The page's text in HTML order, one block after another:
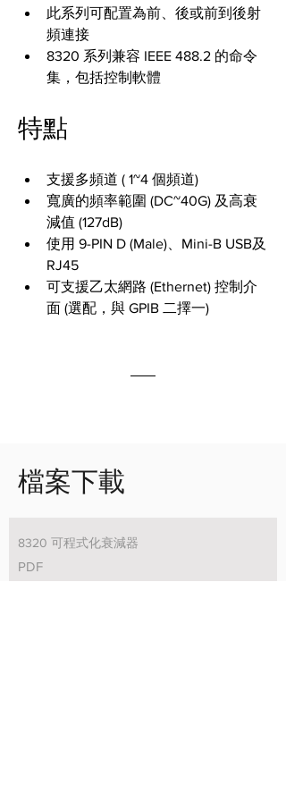
此系列可配置為前、後或前到後射
頻連接
8320 系列兼容 IEEE 488.2 的命令
集，包括控制軟體
特點
支援多頻道 ( 1~4 個頻道)
寬廣的頻率範圍 (DC~40G) 及高衰
減值 (127dB)
使用 9-PIN D (Male)、Mini-B USB及
RJ45
可支援乙太網路 (Ethernet) 控制介
面 (選配，與 GPIB 二擇一)
檔案下載
8320 可程式化衰減器
PDF